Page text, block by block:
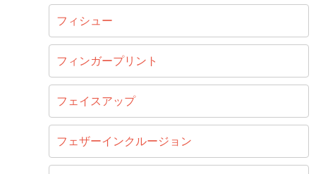
フィシュー
フィンガープリント
フェイスアップ
フェザーインクルージョン